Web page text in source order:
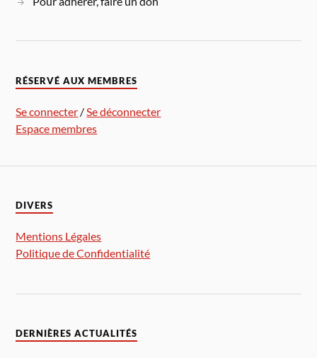
RÉSERVÉ AUX MEMBRES
Se connecter / Se déconnecter
Espace membres
DIVERS
Mentions Légales
Politique de Confidentialité
DERNIÈRES ACTUALITÉS